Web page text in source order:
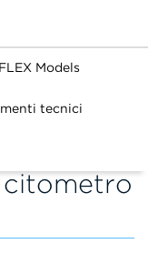
Models
tecnici